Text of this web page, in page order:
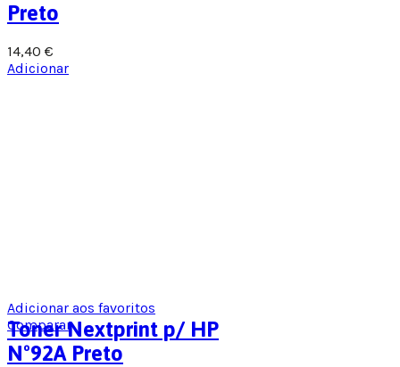
Preto
14,40 €
Adicionar
Adicionar aos favoritos
Comparar
Toner Nextprint p/ HP
Nº92A Preto